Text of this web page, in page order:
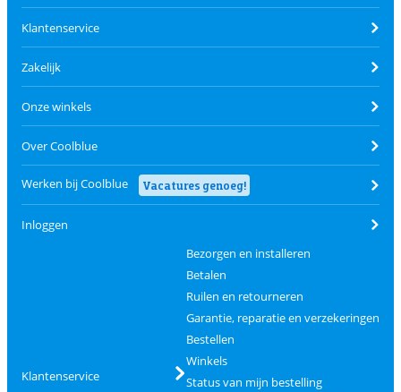
Klantenservice
Zakelijk
Onze winkels
Over Coolblue
Werken bij Coolblue Vacatures genoeg!
Inloggen
Klantenservice
Bezorgen en installeren
Betalen
Ruilen en retourneren
Garantie, reparatie en verzekeringen
Bestellen
Winkels
Status van mijn bestelling